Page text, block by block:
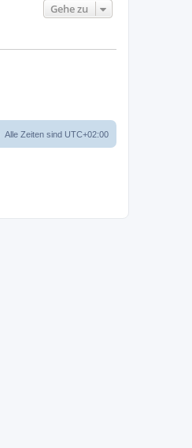
Gehe zu
Alle Zeiten sind UTC+02:00